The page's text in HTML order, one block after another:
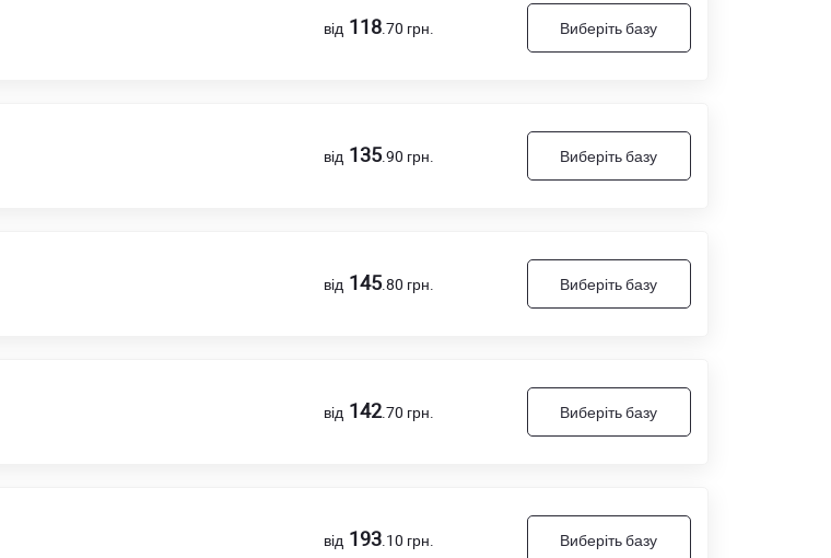
від 118.70 грн. Виберіть базу
від 135.90 грн. Виберіть базу
від 145.80 грн. Виберіть базу
від 142.70 грн. Виберіть базу
від 193.10 грн. Виберіть базу